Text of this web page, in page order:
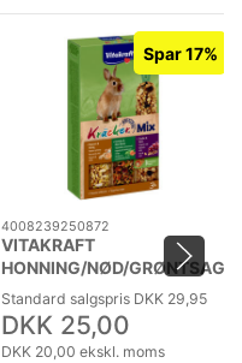
Spar 17%
4008239250872
VITAKRAFT
HONNING/NØD/GRØNTSAG
168 G
Standard salgspris DKK 29,95
DKK 25,00
DKK 20,00 ekskl. moms